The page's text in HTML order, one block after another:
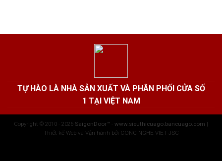
TỰ HÀO LÀ NHÀ SẢN XUẤT VÀ PHÂN PHỐI CỬA SỐ
1 TẠI VIỆT NAM
Copyright © 2010 - 2026 SaigonDoor™ - www.sieuthicuago.bancuago.com |
Thiết kế Web và Vận hành bởi CONG NGHE VIET JSC